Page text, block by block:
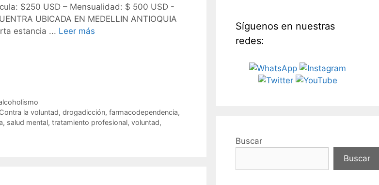
$250 USD – Mensualidad: $ 500 USD -
UBICADA EN MEDELLIN ANTIOQUIA
estancia ... Leer más
Contra la voluntad, drogadicción, farmacodependencia,
, salud mental, tratamiento profesional, voluntad,
Síguenos en nuestras
redes:
Buscar
Buscar